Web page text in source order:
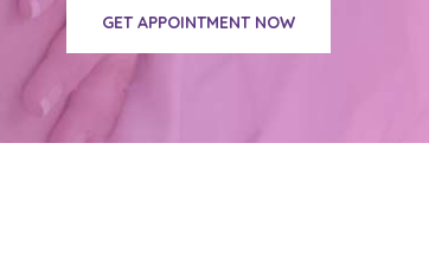
GET APPOINTMENT NOW